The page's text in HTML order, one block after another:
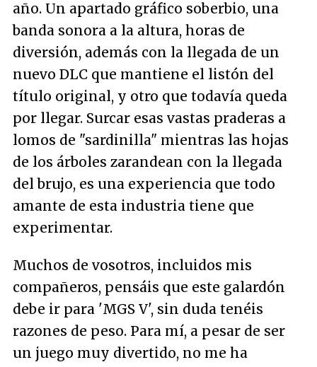
año. Un apartado gráfico soberbio, una
banda sonora a la altura, horas de
diversión, además con la llegada de un
nuevo DLC que mantiene el listón del
título original, y otro que todavía queda
por llegar. Surcar esas vastas praderas a
lomos de "sardinilla" mientras las hojas
de los árboles zarandean con la llegada
del brujo, es una experiencia que todo
amante de esta industria tiene que
experimentar.
Muchos de vosotros, incluidos mis
compañeros, pensáis que este galardón
debe ir para 'MGS V', sin duda tenéis
razones de peso. Para mí, a pesar de ser
un juego muy divertido, no me ha